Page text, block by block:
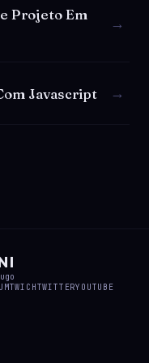
Projeto Em
→
Javascript →
TWICHTWITTERYOUTUBE